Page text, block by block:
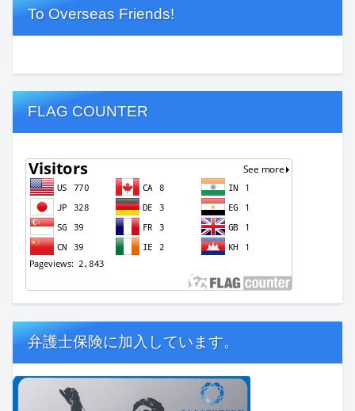
To Overseas Friends!
FLAG COUNTER
弁護士保険に加入しています。